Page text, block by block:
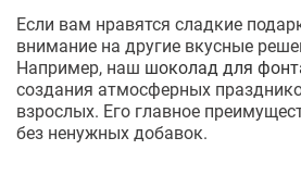
Если вам нравятся сладкие
внимание на другие вкусные
Например, наш шоколад для
создания атмосферных
взрослых. Его главное
без ненужных добавок.